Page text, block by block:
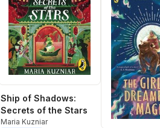
Ship of Shadows:
Secrets of the Stars
Maria Kuzniar